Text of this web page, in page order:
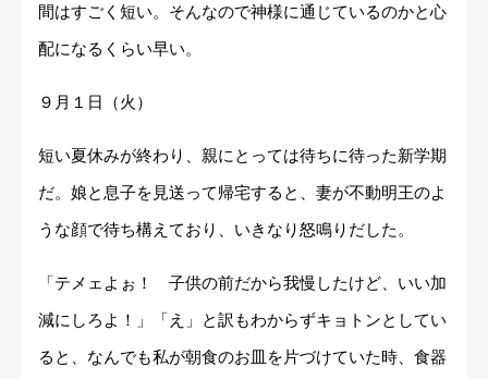
間はすごく短い。そんなので神様に通じているのかと心
配になるくらい早い。
９月１日（火）
短い夏休みが終わり、親にとっては待ちに待った新学期
だ。娘と息子を見送って帰宅すると、妻が不動明王のよ
うな顔で待ち構えており、いきなり怒鳴りだした。
「テメェよぉ！ 子供の前だから我慢したけど、いい加
減にしろよ！」「え」と訳もわからずキョトンとしてい
ると、なんでも私が朝食のお皿を片づけていた時、食器